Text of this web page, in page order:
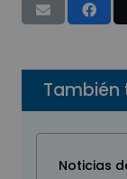
También
Noticias